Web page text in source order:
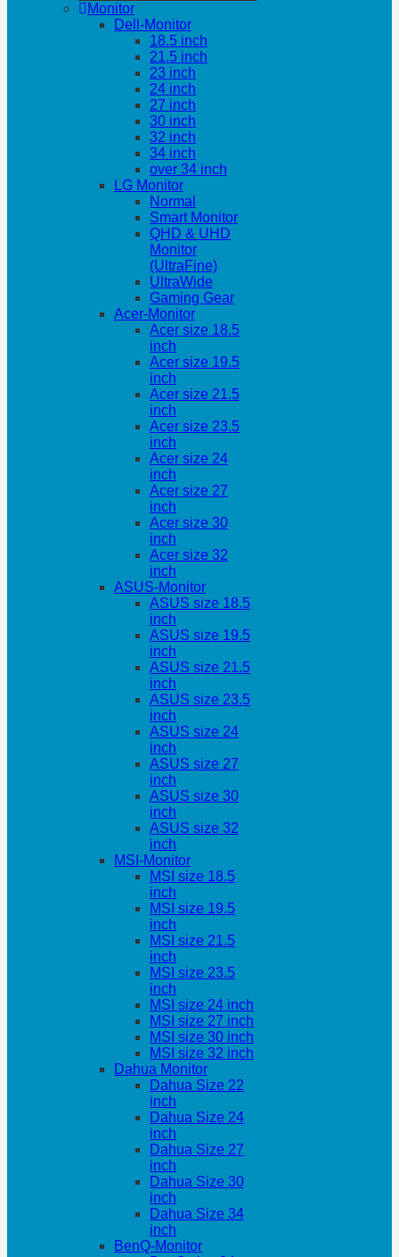
Monitor
Dell-Monitor
18.5 inch
21.5 inch
23 inch
24 inch
27 inch
30 inch
32 inch
34 inch
over 34 inch
LG Monitor
Normal
Smart Monitor
QHD & UHD
Monitor
(UltraFine)
UltraWide
Gaming Gear
Acer-Monitor
Acer size 18.5
inch
Acer size 19.5
inch
Acer size 21.5
inch
Acer size 23.5
inch
Acer size 24
inch
Acer size 27
inch
Acer size 30
inch
Acer size 32
inch
ASUS-Monitor
ASUS size 18.5
inch
ASUS size 19.5
inch
ASUS size 21.5
inch
ASUS size 23.5
inch
ASUS size 24
inch
ASUS size 27
inch
ASUS size 30
inch
ASUS size 32
inch
MSI-Monitor
MSI size 18.5
inch
MSI size 19.5
inch
MSI size 21.5
inch
MSI size 23.5
inch
MSI size 24 inch
MSI size 27 inch
MSI size 30 inch
MSI size 32 inch
Dahua Monitor
Dahua Size 22
inch
Dahua Size 24
inch
Dahua Size 27
inch
Dahua Size 30
inch
Dahua Size 34
inch
BenQ-Monitor